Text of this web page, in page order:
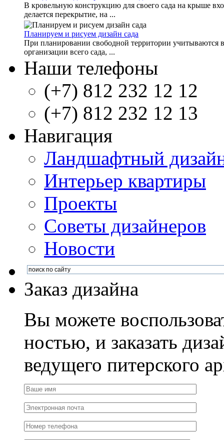
В кровельную конструкцию для своего сада на крыше
делается перекрытие, на ...
Планируем и рисуем дизайн сада
При планировании свободной территории учитываются
организации всего сада, ...
Наши телефоны
(+7) 812 232 12 12
(+7) 812 232 12 13
Навигация
Ландшафтный
Интерьер квартиры
Проекты
Советы дизайнеров
Новости
Заказ дизайна
Вы можете
ностью, и заказать
ведущего питерского